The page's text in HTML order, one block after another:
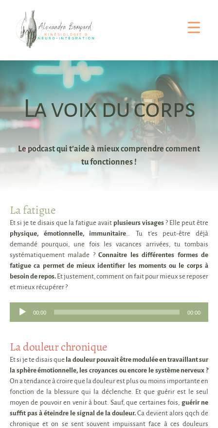
contenu
La voix du corps
Le podcast qui t’aide à mieux comprendre comment
tu fonctionnes !
La fatigue
Et si je te disais que la fatigue avait plusieurs visages ? Elle peut être
physique, émotionnelle, immunitaire … Tu t’es peut-être déjà
demandé pourquoi, une fois les vacances arrivées, tu tombais
systématiquement malade ?Connaitre les différentes formes de
fatigue ca permet de mieux identifier les moments ou le corps à
besoin de repos. Et justement, comment on fait pour mieux se reposer
et mieux récupérer ?
Lecteur
audio
00:00 00:00
La douleur chronique
Et si je te disais que la douleur pouvait être modulée en travaillant sur
la sphère émotionnelle, les croyances ou encore le système nerveux ?
On a tendance à croire que la douleur est plus ou moins importante en
fonction de la blessure qui la déclenche. Et que guérir est le seul
moyen de pouvoir en venir à bout. Sauf, que certaines fois, guérir ne
suffit pas à éteindre le signal de la douleur. Ca devient alors qqch de
chronique et on se sent souvent impuissant face à ces douleurs